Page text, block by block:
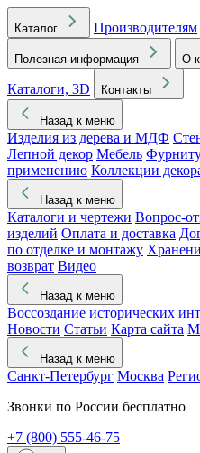
Каталог Производителям
Полезная информация О
Каталоги, 3D
Контакты
Назад к меню
Изделия из дерева и МДФ
Лепной декор Мебель
применению Коллекции
Назад к меню
Каталоги и чертежи Вопрос-
изделий Оплата и доставка
по отделке и монтажу
возврат Видео
Назад к меню
Воссоздание исторических
Новости Статьи Карта сайта
Назад к меню
Санкт-Петербург Москва
Звонки по России бесплатно
+7 (800) 555-46-75